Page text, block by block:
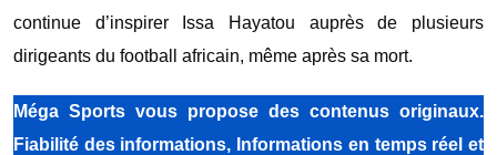
continue d’inspirer Issa Hayatou auprès de plusieurs
dirigeants du football africain, même après sa mort.
Méga Sports vous propose des contenus originaux.
Fiabilité des informations, Informations en temps réel et